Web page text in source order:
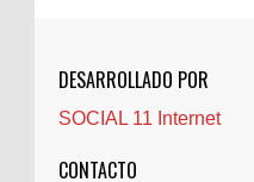
Cocinas
Comentarios de la
DESARROLLADO POR
SOCIAL 11 Internet
CONTACTO